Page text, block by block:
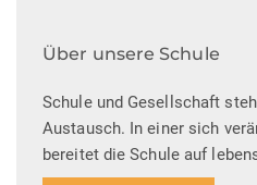
Über unsere Schule
Schule und Gesellschaft
Austausch. In einer sich
bereitet die Schule auf